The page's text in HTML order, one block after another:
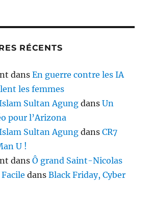
RÉCENTS
dansEn guerre contre les IA
les femmes
Sultan Agung dansUn
pour l’Arizona
Sultan Agung dansCR7
U !
dansÔ grand Saint-Nicolas
dansBlack Friday, Cyber